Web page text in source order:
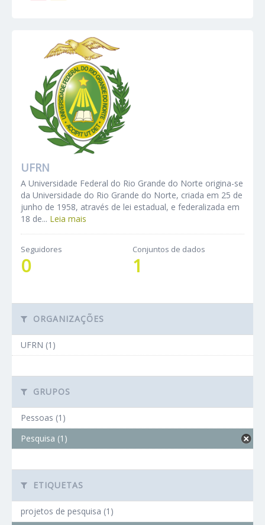
UFRN
A Universidade Federal do Rio Grande do Norte origina-se
da Universidade do Rio Grande do Norte, criada em 25 de
junho de 1958, através de lei estadual, e federalizada em
18 de... Leia mais
Seguidores
0
Conjuntos de dados
1
ORGANIZAÇÕES
UFRN (1)
GRUPOS
Pessoas (1)
Pesquisa (1)
ETIQUETAS
projetos de pesquisa (1)